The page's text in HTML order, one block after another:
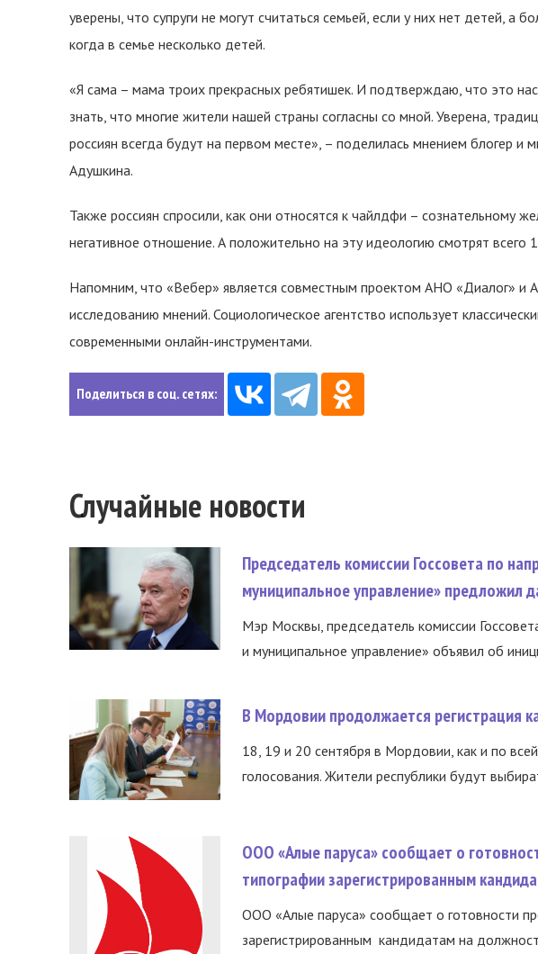
уверены, что супруги не могут считаться семьей, если у них нет детей, а
когда в семье несколько детей.
«Я сама – мама троих прекрасных ребятишек. И подтверждаю, что это
знать, что многие жители нашей страны согласны со мной. Уверена,
россиян всегда будут на первом месте», – поделилась мнением блогер и
Адушкина.
Также россиян спросили, как они относятся к чайлдфи – сознательному
негативное отношение. А положительно на эту идеологию смотрят всего
Напомним, что «Вебер» является совместным проектом АНО «Диалог» и
исследованию мнений. Социологическое агентство использует
современными онлайн-инструментами.
Поделиться в соц. сетях:
Случайные новости
Председатель комиссии Госсовета по
муниципальное управление» предложил
Мэр Москвы, председатель комиссии
и муниципальное управление» объявил об
В Мордовии продолжается регистрация
18, 19 и 20 сентября в Мордовии, как и по
голосования. Жители республики будут
ООО «Алые паруса» сообщает о
типографии зарегистрированным
ООО «Алые паруса» сообщает о готовности
зарегистрированным кандидатам на